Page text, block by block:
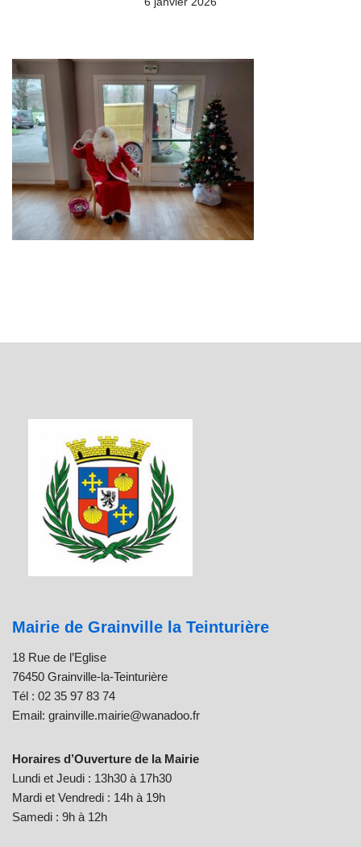
Mairie de Grainville la Teinturière
18 Rue de l’Eglise
76450 Grainville-la-Teinturière
Tél : 02 35 97 83 74
Email: grainville.mairie@wanadoo.fr
Horaires d’Ouverture de la Mairie
Lundi et Jeudi : 13h30 à 17h30
Mardi et Vendredi : 14h à 19h
Samedi : 9h à 12h